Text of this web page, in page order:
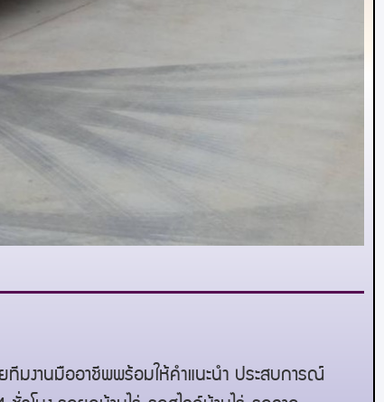
มงานมืออาชีพพร้อมให้คำแนะนำ ประสบการณ์